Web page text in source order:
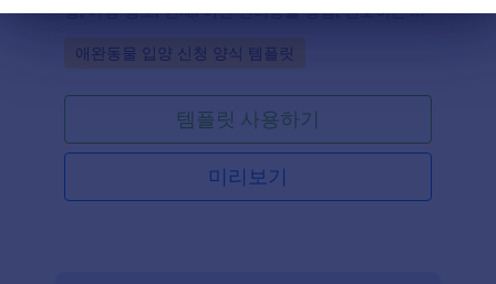
항, 가정 정보, 현재/이전 반려동물 경험, 선호하는 애
로 구조된 반려동물들의 새 보금자리들을 찾을 수 있
Go to Category:
애완동물 입양 신청 양식 템플릿
템플릿 사용하기
미리보기